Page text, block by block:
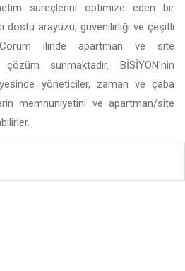
süreçlerini optimize eden bir
dostu arayüzü, güvenilirliği ve çeşitli
Corum ilinde apartman ve site
sunmaktadır. BİSİYON'nin
yöneticiler, zaman ve çaba
memnuniyetini ve apartman/site